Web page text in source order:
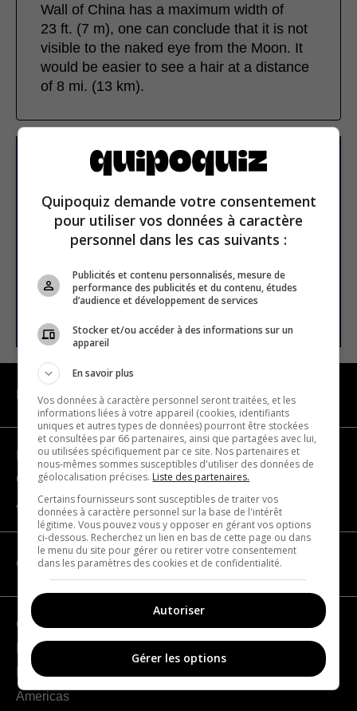
Wall of China has a maximum width of
23 ft. (7 m), one can conclude that it is not
visible to the naked eye from the Moon. It
would be easier to see a hair at a distance
of 8 mi. (13 km).
Subscribe to our
newsletter
Email address
SUBSCRIBE
NAVIGATION
Become a partner
Contact us
About us
CATEGORIES
Geography
France
Europe
Americas
Quipoquiz demande votre consentement
pour utiliser vos données à caractère
personnel dans les cas suivants :
Publicités et contenu personnalisés, mesure de
performance des publicités et du contenu, études
d’audience et développement de services
Stocker et/ou accéder à des informations sur un
appareil
En savoir plus
Vos données à caractère personnel seront traitées, et les
informations liées à votre appareil (cookies, identifiants
uniques et autres types de données) pourront être stockées
et consultées par 66 partenaires, ainsi que partagées avec lui,
ou utilisées spécifiquement par ce site. Nos partenaires et
nous-mêmes sommes susceptibles d'utiliser des données de
géolocalisation précises. Liste des partenaires.
Certains fournisseurs sont susceptibles de traiter vos
données à caractère personnel sur la base de l'intérêt
légitime. Vous pouvez vous y opposer en gérant vos options
ci-dessous. Recherchez un lien en bas de cette page ou dans
le menu du site pour gérer ou retirer votre consentement
dans les paramètres des cookies et de confidentialité.
Autoriser
Gérer les options